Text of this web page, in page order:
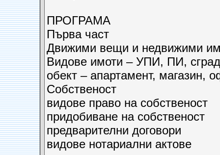
ПРОГРАМА
Пър­ва част
Движими вещи и недвижими
Видове имоти – УПИ, ПИ,
обект – апартамент, магазин,
Собственост
видове право на собственост
придобиване на собственост
предварителни договори
видове нотариални актове